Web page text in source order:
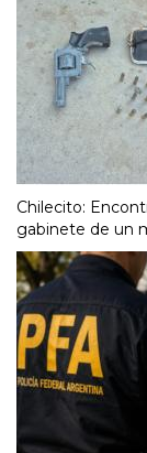
Chilecito:
gabinete de un